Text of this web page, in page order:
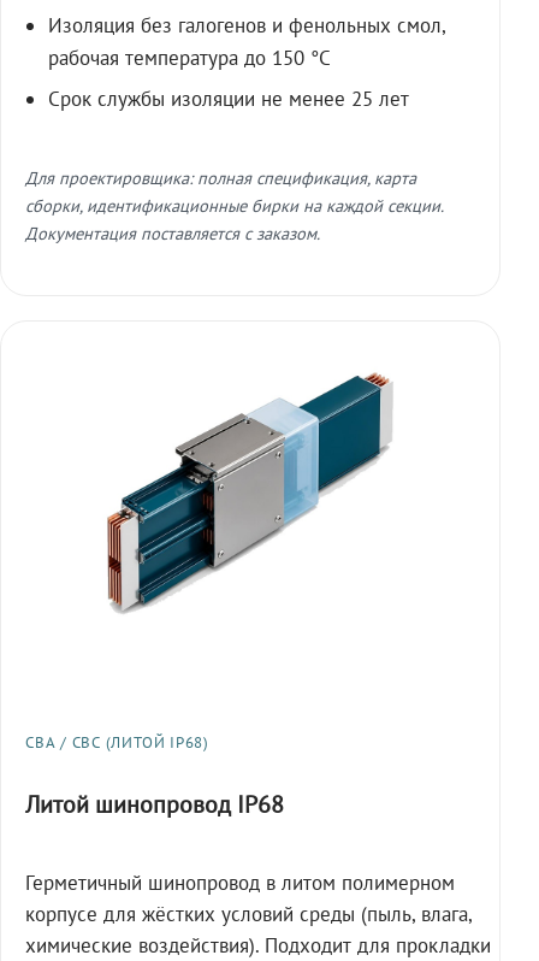
Изоляция без галогенов и фенольных смол,
рабочая температура до 150 °C
Срок службы изоляции не менее 25 лет
Для проектировщика: полная спецификация, карта
сборки, идентификационные бирки на каждой секции.
Документация поставляется с заказом.
СВА / СВС (ЛИТОЙ IP68)
Литой шинопровод IP68
Герметичный шинопровод в литом полимерном
корпусе для жёстких условий среды (пыль, влага,
химические воздействия). Подходит для прокладки